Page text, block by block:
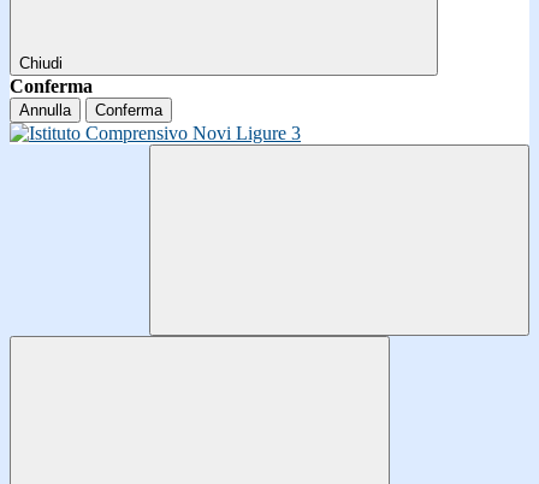
Chiudi
Conferma
Annulla Conferma